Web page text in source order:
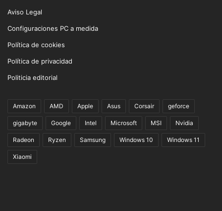
Aviso Legal
Configuraciones PC a medida
Política de cookies
Política de privacidad
Politicia editorial
Amazon AMD Apple Asus Corsair geforce
gigabyte Google Intel Microsoft MSI Nvidia
Radeon Ryzen Samsung Windows 10 Windows 11
Xiaomi